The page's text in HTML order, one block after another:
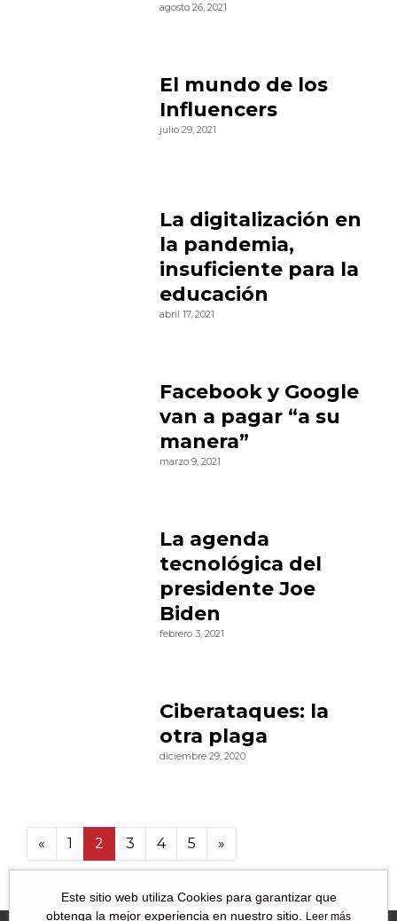
agosto 26, 2021
El mundo de los
Influencers
julio 29, 2021
La digitalización en
la pandemia,
insuficiente para la
educación
abril 17, 2021
Facebook y Google
van a pagar “a su
manera”
marzo 9, 2021
La agenda
tecnológica del
presidente Joe
Biden
febrero 3, 2021
Ciberataques: la
otra plaga
diciembre 29, 2020
« 1 2 3 4 5 »
Este sitio web utiliza Cookies para garantizar que
obtenga la mejor experiencia en nuestro sitio.
Leer más